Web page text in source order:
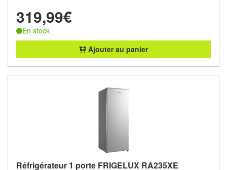
319,99€
En stock
Ajouter au panier
Réfrigérateur 1 porte FRIGELUX RA235XE